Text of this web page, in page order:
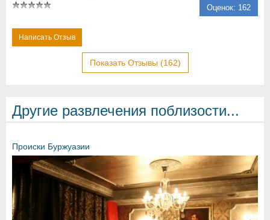
Оценок: 162
Написать Отзыв
Показать Отзывы (162)
Другие развлечения поблизости...
Происки Буржуазии